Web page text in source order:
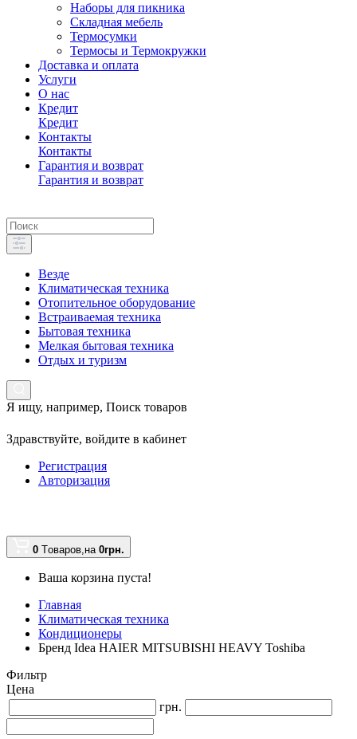
Наборы для пикника
Складная мебель
Термосумки
Термосы и Термокружки
Доставка и оплата
Услуги
О нас
Кредит
Кредит
Контакты
Контакты
Гарантия и возврат
Гарантия и возврат
Везде
Климатическая техника
Отопительное оборудование
Встраиваемая техника
Бытовая техника
Мелкая бытовая техника
Отдых и туризм
Я ищу, например, Поиск товаров
Здравствуйте, войдите в кабинет
Регистрация
Авторизация
0 Tоваров,на 0грн.
Ваша корзина пуста!
Главная
Климатическая техника
Кондиционеры
Бренд Idea HAIER MITSUBISHI HEAVY Toshiba
Фильтр
Цена
грн.